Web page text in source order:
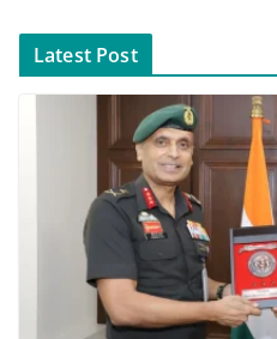
Latest Post